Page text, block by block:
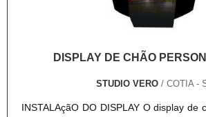
DISPLAY DE CHÃO
STUDIO VERO/ COTIA -
INSTALAçãO DO DISPLAY O display de